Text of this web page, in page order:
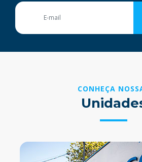
CONHEÇA